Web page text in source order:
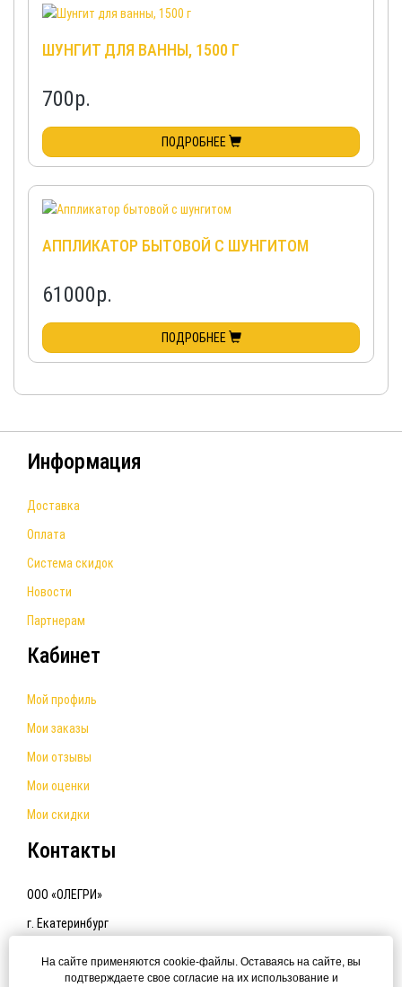
ШУНГИТ ДЛЯ ВАННЫ, 1500 Г
700р.
ПОДРОБНЕЕ
АППЛИКАТОР БЫТОВОЙ С ШУНГИТОМ
61000р.
ПОДРОБНЕЕ
Информация
Доставка
Оплата
Система скидок
Новости
Партнерам
Кабинет
Мой профиль
Мои заказы
Мои отзывы
Мои оценки
Мои скидки
Контакты
ООО «ОЛЕГРИ»
г. Екатеринбург
На сайте применяются cookie-файлы. Оставаясь на сайте, вы
подтверждаете свое согласие на их использование и